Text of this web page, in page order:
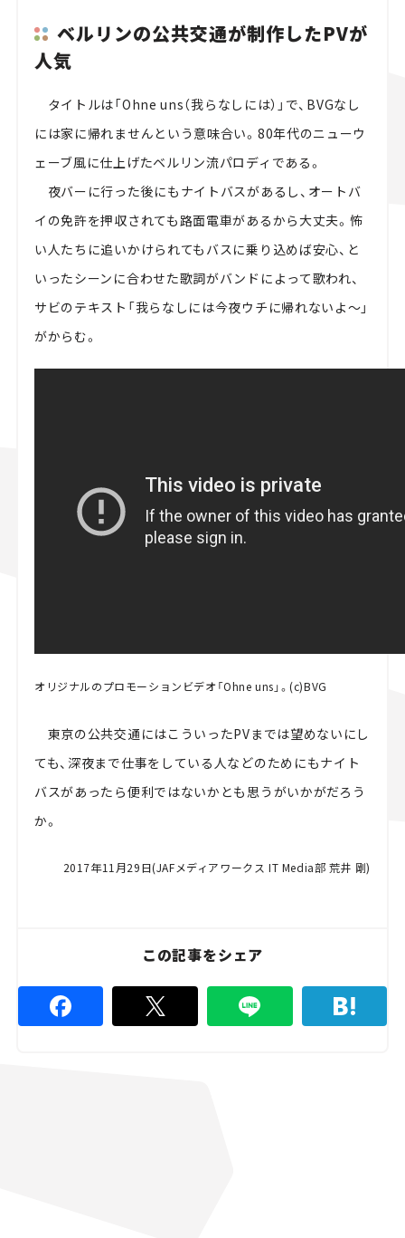
ベルリンの公共交通が制作したPVが
人気
タイトルは「Ohne uns（我らなしには）」で、BVGなし
には家に帰れませんという意味合い。80年代のニューウ
ェーブ風に仕上げたベルリン流パロディである。
夜バーに行った後にもナイトバスがあるし、オートバ
イの免許を押収されても路面電車があるから大丈夫。怖
い人たちに追いかけられてもバスに乗り込めば安心、と
いったシーンに合わせた歌詞がバンドによって歌われ、
サビのテキスト「我らなしには今夜ウチに帰れないよ～」
がからむ。
オリジナルのプロモーションビデオ「Ohne uns」。(c)BVG
東京の公共交通にはこういったPVまでは望めないにし
ても、深夜まで仕事をしている人などのためにもナイト
バスがあったら便利ではないかとも思うがいかがだろう
か。
2017年11月29日(JAFメディアワークス IT Media部 荒井 剛)
この記事をシェア